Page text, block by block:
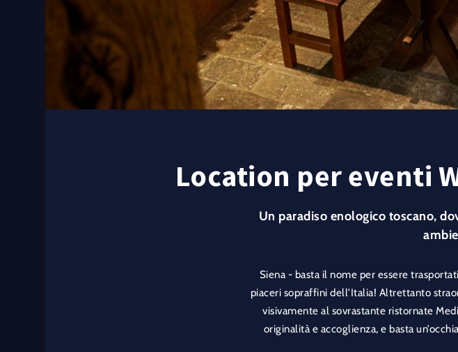
Location per eventi
Un paradiso enologico toscano,
Siena - basta il nome per essere
piaceri sopraffini dell’Italia! Altrettanto
visivamente al sovrastante ristornate
originalità e accoglienza, e basta